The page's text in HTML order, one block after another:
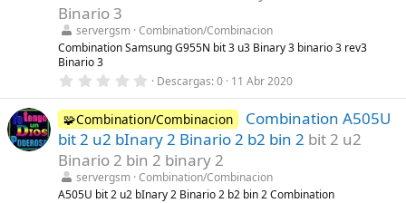
l
l
a
s
Binario 3
servergsm Combination/Combinacion
Combination Samsung G955N bit 3 u3 Binary 3 binario 3 rev3
Binario 3
0
0
0
e
s
e
l
Descargas 0 11 Abr 2020
🧩Combination/Combinacion
Combination A505U
bit 2 u2 bInary 2 Binario 2 b2 bin 2 bit 2 u2
Binario 2 bin 2 binary 2
servergsm Combination/Combinacion
A505U bit 2 u2 bInary 2 Binario 2 b2 bin 2 Combination